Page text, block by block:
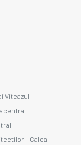
Viteazul
- Calea